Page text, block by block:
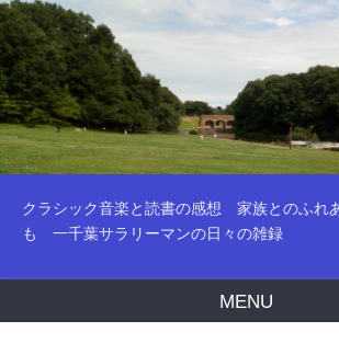
クラシック音楽と読書の感想 家族とのふれ
も 一千葉サラリーマンの日々の雑録
MENU